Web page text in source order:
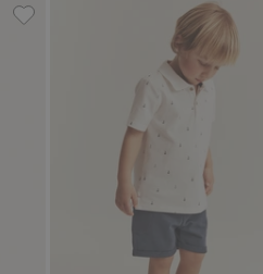
Zu Favoriten hinzufügen
Shorts aus Slub-Jersey, Zu